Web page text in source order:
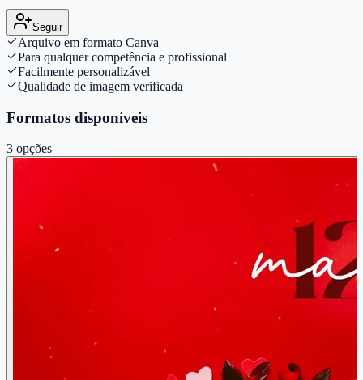
Seguir
Arquivo em formato Canva
Para qualquer competência e profissional
Facilmente personalizável
Qualidade de imagem verificada
Formatos disponíveis
3 opções